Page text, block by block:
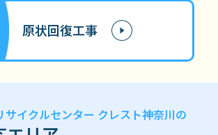
原状回復工事
サイクルセンター クレスト神奈川の